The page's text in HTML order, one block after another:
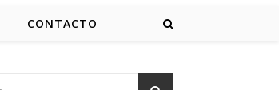
CONTACTO